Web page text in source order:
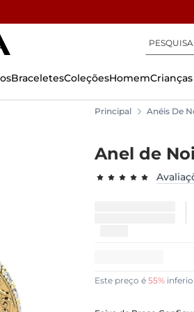
Pesquisar
BraceletesColeçõesHomemCrianças
Principal Anéis De
Anel de
Este preço é55%